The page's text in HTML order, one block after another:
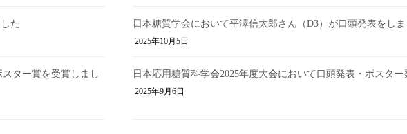
た 日本糖質学会において平澤信太郎さん（D3）が口頭発表をしま
2025年10月5日
ター賞を受賞しまし
日本応用糖質科学会2025年度大会において口頭発表・ポスター
2025年9月6日